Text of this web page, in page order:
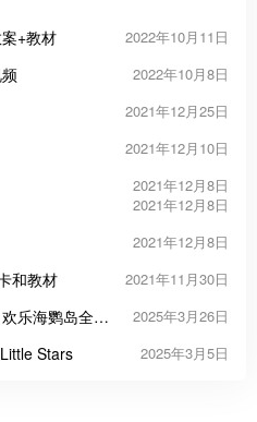
+教材 2022年10月11日
2022年10月8日
2021年12月25日
2021年12月10日
2021年12月8日
2021年12月8日
2021年12月8日
字卡和教材 2021年11月30日
乐海鹦岛全1-
2025年3月26日
Stars 2025年3月5日